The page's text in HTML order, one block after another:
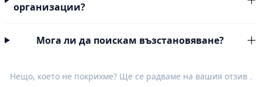
организации?
Мога ли да поискам възстановяване?
Нещо, което не покрихме? Ще се радваме на вашия отзив .